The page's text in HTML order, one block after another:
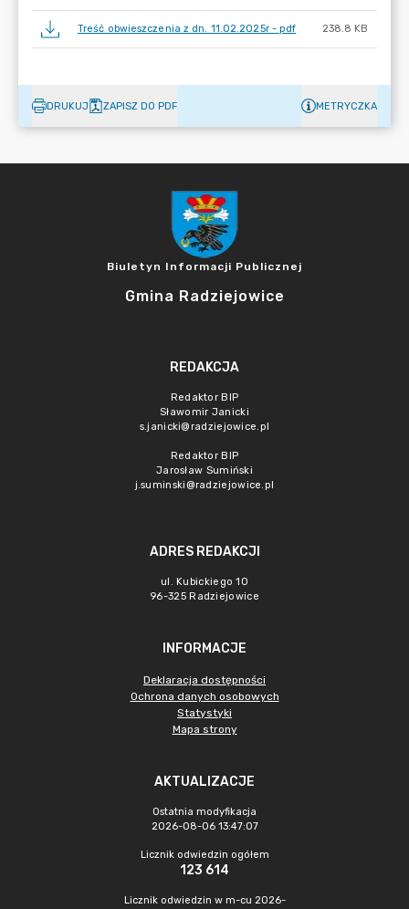
Treść obwieszczenia z dn. 11.02.2025r - pdf 238.8 KB
DRUKUJ ZAPISZ DO PDF METRYCZKA
Biuletyn Informacji Publicznej
Gmina Radziejowice
REDAKCJA
Redaktor BIP
Sławomir Janicki
s.janicki@radziejowice.pl
Redaktor BIP
Jarosław Sumiński
j.suminski@radziejowice.pl
ADRES REDAKCJI
ul. Kubickiego 10
96-325 Radziejowice
INFORMACJE
Deklaracja dostępności
Ochrona danych osobowych
Statystyki
Mapa strony
AKTUALIZACJE
Ostatnia modyfikacja
2026-08-06 13:47:07
Licznik odwiedzin ogółem
123 614
Licznik odwiedzin w m-cu 2026-